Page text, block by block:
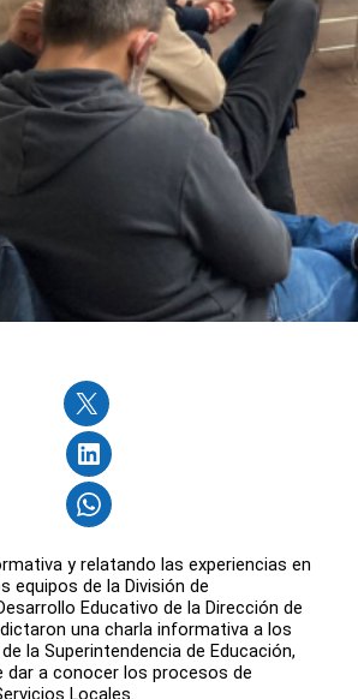
y relatando las experiencias en
equipos de la División de
Educativo de la Dirección de
una charla informativa a los
la Superintendencia de Educación,
dar a conocer los procesos de
Locales.